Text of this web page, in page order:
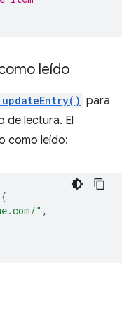
leído
para
de lectura. El
como leído:
" ,